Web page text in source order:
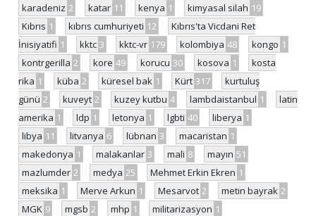
karadeniz 2 katar 11 kenya 1 kimyasal silah 19
Kıbrıs 1 kıbrıs cumhuriyeti 12
Kıbrıs'ta Vicdani Ret
İnisiyatifi 1 kktc 3 kktc-vr 179 kolombiya 48 kongo 1
kontrgerilla 2 kore 49 korucu 30 kosova 1
kosta
rika 1 küba 2 küresel bak 1 Kürt 317
kurtuluş
günü 2 kuveyt 2 kuzey kutbu 4 lambdaistanbul 1
latin
amerika 1 ldp 1 letonya 1 lgbti 40 liberya 1
libya 11 litvanya 6 lübnan 3 macaristan 1
makedonya 1 malakanlar 3 mali 8 mayın 51
mazlumder 2 medya 25 Mehmet Erkin Ekren 1
meksika 1 Merve Arkun 1 Mesarvot 2 metin bayrak 2
MGK 9 mgsb 2 mhp 1 militarizasyon 1